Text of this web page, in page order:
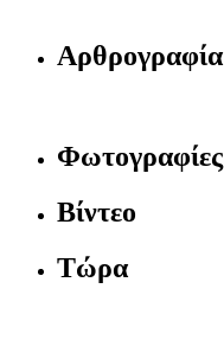
Αρθρογραφία
Φωτογραφίες
Βίντεο
Τώρα